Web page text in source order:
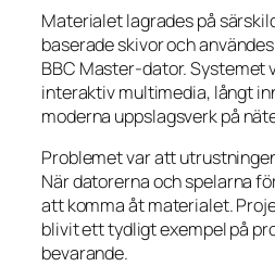
Materialet lagrades på
baserade skivor och
BBC Master-dator. Systemet
interaktiv multimedia, långt
moderna uppslagsverk på
Problemet var att
När datorerna och spelarna
att komma åt materialet.
blivit ett tydligt exempel på
bevarande.